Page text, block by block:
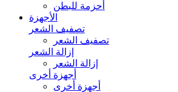
أحزمة للبطن
الأجهزة
تصفيف الشعر
تصفيف الشعر
إزالة الشعر
إزالة الشعر
أجهزة أخرى
أجهزة أخرى